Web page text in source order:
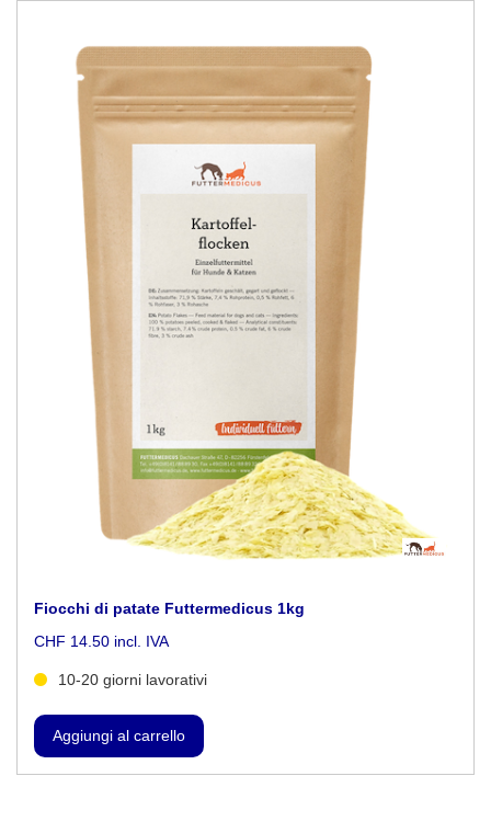
Fiocchi di patate Futtermedicus 1kg
CHF 14.50 incl. IVA
10-20 giorni lavorativi